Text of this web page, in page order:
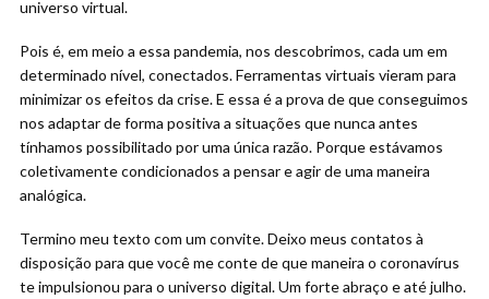
universo virtual.
Pois é, em meio a essa pandemia, nos descobrimos, cada um em
determinado nível, conectados. Ferramentas virtuais vieram para
minimizar os efeitos da crise. E essa é a prova de que conseguimos
nos adaptar de forma positiva a situações que nunca antes
tínhamos possibilitado por uma única razão. Porque estávamos
coletivamente condicionados a pensar e agir de uma maneira
analógica.
Termino meu texto com um convite. Deixo meus contatos à
disposição para que você me conte de que maneira o coronavírus
te impulsionou para o universo digital. Um forte abraço e até julho.